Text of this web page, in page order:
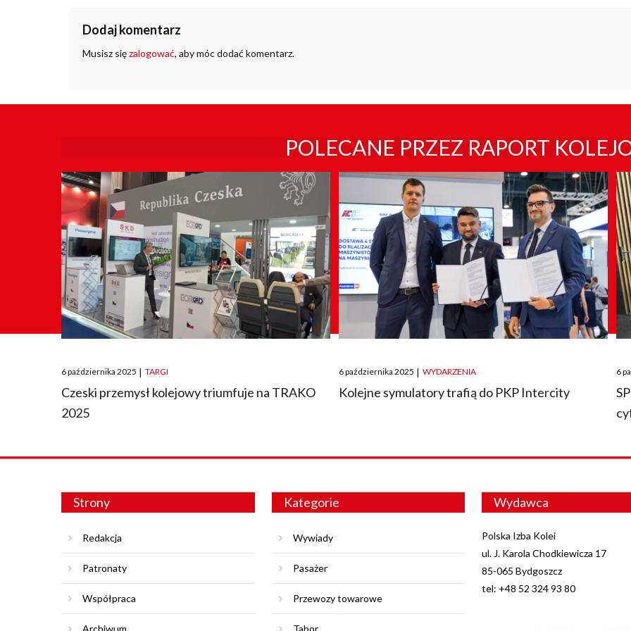
Dodaj komentarz
Musisz sięzalogować, aby móc dodać komentarz.
POLECANE PRZEZ RAPORT
Posted
on
6 października 2025 | TARGI
Czeski przemysł kolejowy triumfuje na TRAKO
2025
Posted
on
6 października 2025 | WYDARZENIA
Kolejne symulatory trafią do PKP Intercity
on
6
Strony
Redakcja
Patronaty
Współpraca
Kategorie
Wywiady
Pasażer
Przewozy towarowe
Wydawca
Polska Izba Kolei
ul. J. Karola Chodkiewicza 17
85-065 Bydgoszcz
tel: +48 52 324 93 80